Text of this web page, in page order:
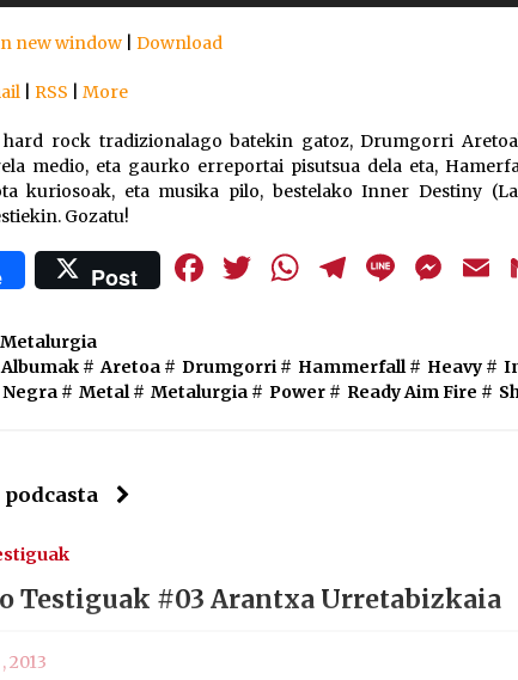
Mila esker guztioi!
Segura irratian Arrosaren 20
urteez
2021/07/22
saioan Arrosaren 20 urteez
2021/07/03
new window Download
RSS More
hard rock tradizionalago batekin gatoz, Drumgorri
medio, eta gaurko erreportai pisutsua dela eta,
kuriosoak, eta musika pilo, bestelako Inner Destiny
Gozatu!
Post Facebook
Twitter
WhatsApp
Line
Metalurgia
Albumak # Aretoa # Drumgorri # Hammerfall# Heavy #
# Metal# Metalurgia # Power # Ready Aim Fire #
Testiguak #03 Arantxa Urretabizkaia
2013